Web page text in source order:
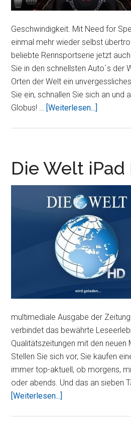
Geschwindigkeit. Mit Need for
einmal mehr wieder selbst
beliebte Rennsportserie jetzt
Sie in den schnellsten Auto´s der
Orten der Welt ein
Sie ein, schnallen Sie sich an und
Globus! … [Weiterlesen...]
Die Welt iPad
multimediale Ausgabe der Zeitung
verbindet das bewährte
Qualitätszeitungen mit den neuen
Stellen Sie sich vor, Sie kaufen
immer top-aktuell, ob morgens,
oder abends. Und das an sieben
[Weiterlesen...]